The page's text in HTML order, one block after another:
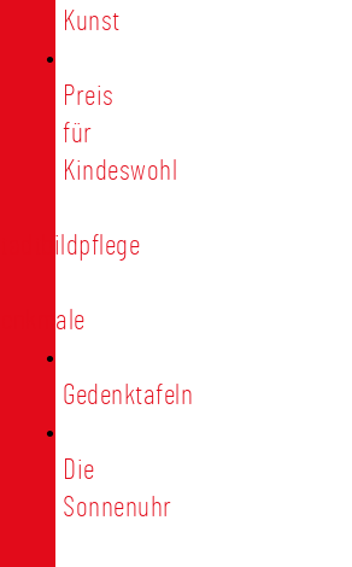
Kunst
Preis
für
Kindeswohl
Stadtbildpflege
Denkmale
Gedenktafeln
Die
Sonnenuhr